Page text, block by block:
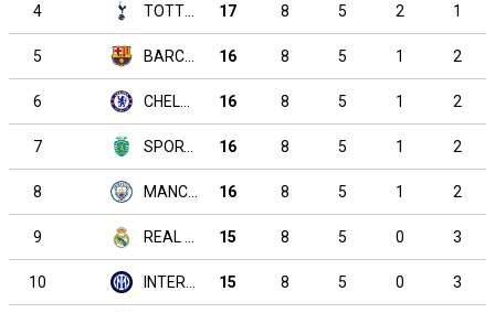
4 17 8 5 2 1
5 16 8 5 1 2
6 16 8 5 1 2
7 16 8 5 1 2
8 16 8 5 1 2
9 15 8 5 0 3
10 15 8 5 0 3